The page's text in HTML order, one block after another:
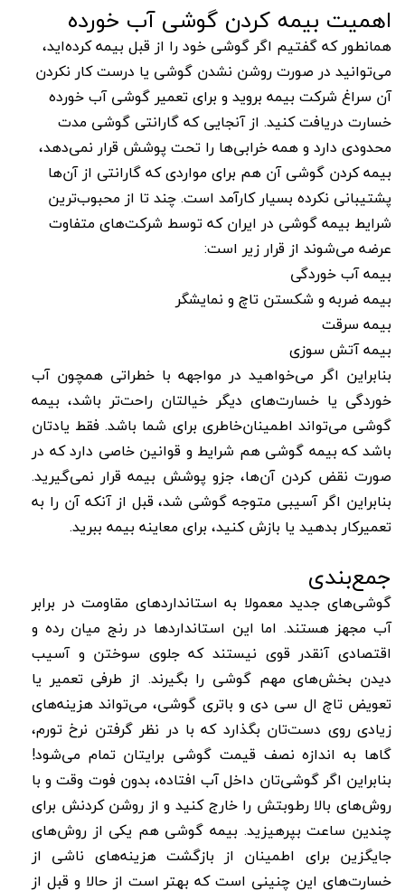
اهمیت بیمه کردن گوشی آب خورده
همانطور که گفتیم اگر گوشی خود را از قبل بیمه کرده‌اید،
می‌توانید در صورت روشن نشدن گوشی یا درست کار نکردن
آن سراغ شرکت بیمه بروید و برای تعمیر گوشی آب خورده
خسارت دریافت کنید. از آنجایی که گارانتی گوشی مدت
محدودی دارد و همه خرابی‌ها را تحت پوشش قرار نمی‌دهد،
بیمه کردن گوشی آن هم برای مواردی که گارانتی از آن‌ها
پشتیبانی نکرده بسیار کارآمد است. چند تا از محبوب‌ترین
شرایط بیمه گوشی در ایران که توسط شرکت‌های متفاوت
عرضه می‌شوند از قرار زیر است:
بیمه آب خوردگی
بیمه ضربه و شکستن تاچ و نمایشگر
بیمه سرقت
بیمه آتش سوزی
بنابراین اگر می‌خواهید در مواجهه با خطراتی همچون آب
خوردگی یا خسارت‌های دیگر خیالتان راحت‌تر باشد، بیمه
گوشی می‌تواند اطمینان‌خاطری برای شما باشد. فقط یادتان
باشد که بیمه گوشی هم شرایط و قوانین خاصی دارد که در
صورت نقض کردن آن‌ها، جزو پوشش بیمه قرار نمی‌گیرید.
بنابراین اگر آسیبی متوجه گوشی شد، قبل از آنکه آن‌ را به
تعمیرکار بدهید یا بازش کنید، برای معاینه بیمه ببرید.
جمع‌بندی
گوشی‌های جدید معمولا به استانداردهای مقاومت در برابر
آب مجهز هستند. اما این استانداردها در رنج میان رده و
اقتصادی آنقدر قوی نیستند که جلوی سوختن و آسیب
دیدن بخش‌های مهم گوشی را بگیرند. از طرفی تعمیر یا
تعویض تاچ ال سی دی و باتری گوشی، می‌تواند هزینه‌های
زیادی روی دست‌تان بگذارد که با در نظر گرفتن نرخ تورم،
گاها به اندازه نصف قیمت گوشی برایتان تمام می‌شود!
بنابراین اگر گوشی‌تان داخل آب افتاده، بدون فوت وقت و با
روش‌های بالا رطوبتش را خارج کنید و از روشن کردنش برای
چندین ساعت بپرهیزید. بیمه گوشی هم یکی از روش‌های
جایگزین برای اطمینان از بازگشت هزینه‌های ناشی از
خسارت‌های این چنینی است که بهتر است از حالا و قبل از